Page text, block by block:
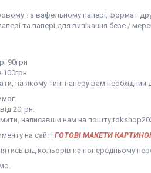
та вафельному папері, формат
та папері для випікання безе /
90грн
100грн
на якому типі паперу вам необхідний
20грн.
написавши нам на пошту
на сайті ГОТОВІ МАКЕТИ
від кольорів на попередньому